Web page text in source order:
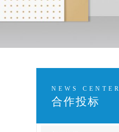
NEWS CENTER
合作投标